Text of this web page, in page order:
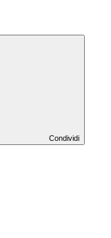
Condividi